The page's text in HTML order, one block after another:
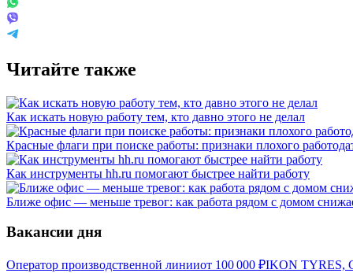
Читайте также
Как искать новую работу тем, кто давно этого не делал
Красные флаги при поиске работы: признаки плохого
Как инструменты hh.ru помогают быстрее найти работу
Ближе офис — меньше тревог: как работа рядом с домом
Вакансии дня
Оператор производственной линииот 100 000 ₽IKON TYRES,